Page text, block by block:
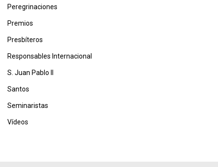
Peregrinaciones
Premios
Presbíteros
Responsables Internacional
S. Juan Pablo II
Santos
Seminaristas
Vídeos